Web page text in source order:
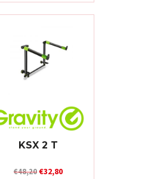
KSX 2 T
€48,20Oorspronkelijke
€32,80Huidige